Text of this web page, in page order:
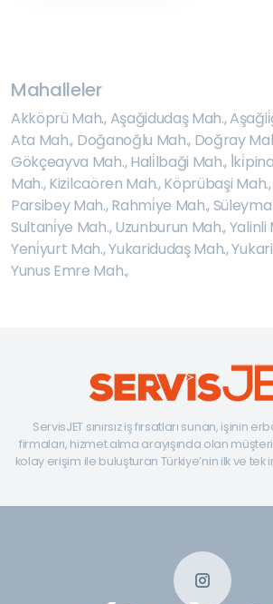
Mahalleler
Akköprü Mah.,Aşağidudaş Mah.,
Ata Mah., Doğanoğlu Mah., Doğray
Gökçeayva Mah.,Hali̇lbaği Mah.,
Mah.,Kizilcaören Mah.,Köprübaşi Mah.
Parsibey Mah.,Rahmi̇ye Mah.,
Sultani̇ye Mah.,Uzunburun Mah.,Yalinli
Yeni̇yurt Mah.,Yukaridudaş Mah.,
Yunus Emre Mah.,
ServisJET sınırsız iş fırsatları sunan, işinin
firmaları, hizmet alma arayışında olan
kolay erişim ile buluşturan Türkiye’nin ilk ve